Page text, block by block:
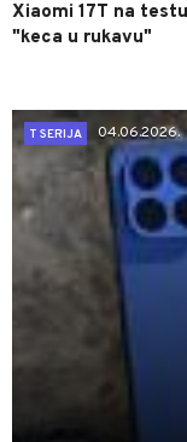
Xiaomi 17T na
"keca u rukavu"
T SERIJA
04.06.2026.